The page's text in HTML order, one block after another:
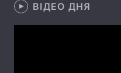
ВІДЕО ДНЯ